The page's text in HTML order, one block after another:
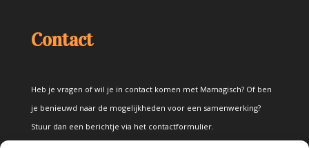
Contact
Heb je vragen of wil je in contact komen met Mamagisch? Of ben
je benieuwd naar de mogelijkheden voor een samenwerking?
Stuur dan een berichtje via het contactformulier.